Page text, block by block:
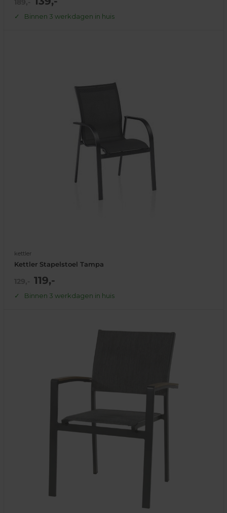
prijs
Binnen 3 werkdagen in huis
kettler
Kettler Stapelstoel Tampa
NormaleActie
prijs
119,-
Binnen 3 werkdagen in huis